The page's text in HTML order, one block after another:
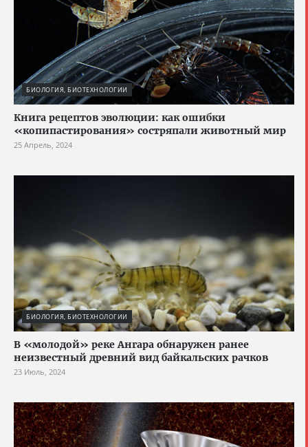
БИОЛОГИЯ, БИОТЕХНОЛОГИИ
Книга рецептов эволюции: как ошибки
«копипастирования» состряпали животный мир
25 Апрель, 2024
БИОЛОГИЯ, БИОТЕХНОЛОГИИ
В «молодой» реке Ангара обнаружен ранее
неизвестный древний вид байкальских рачков
23 Июль, 2024